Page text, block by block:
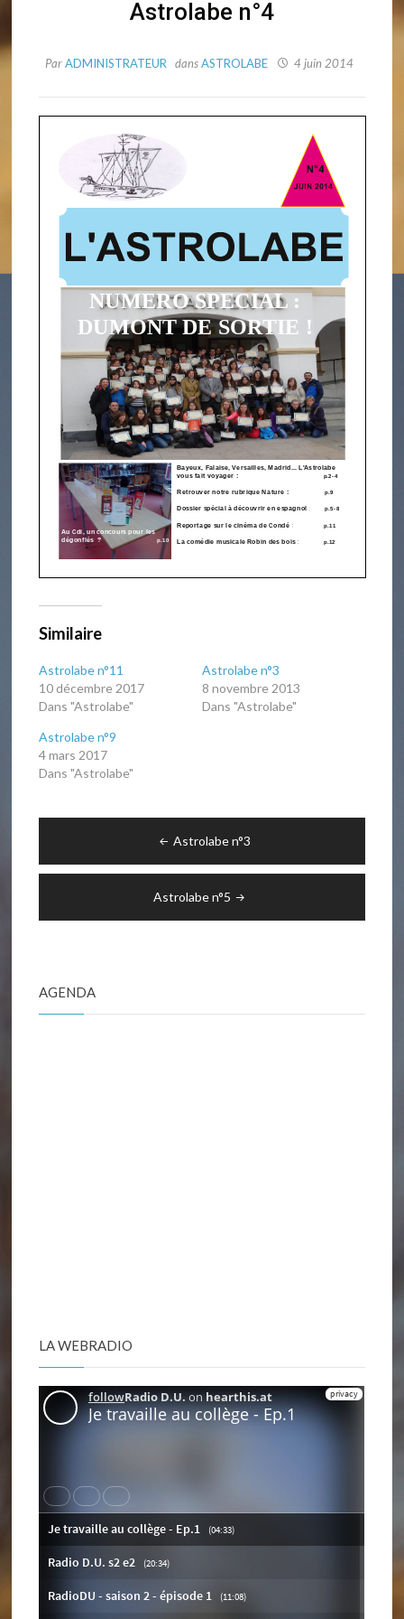
Astrolabe n°4
ParADMINISTRATEUR dansASTROLABE 4 juin 2014
Similaire
Astrolabe n°11
10 décembre 2017
Dans "Astrolabe"
Astrolabe n°3
8 novembre 2013
Dans "Astrolabe"
Astrolabe n°9
4 mars 2017
Dans "Astrolabe"
l’article
Astrolabe n°3
Astrolabe n°5
AGENDA
LA WEBRADIO